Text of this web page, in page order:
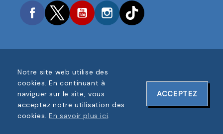
FacebookTwitterYouTubeInstagram
COPYRIGHT © 2025 FOOTBALL AMERICA UK TOUS
DROITS RÉSERVÉS
NUMÉRO D'ENREGISTREMENT DE L'ENTREPRISE :
06354287
CONCEPTION DU SITE WEB PAR
Notre site web utilise des
cookies. En continuant à
naviguer sur le site, vous
acceptez notre utilisation des
cookies.En savoir plus ici.
ACCEPTEZ